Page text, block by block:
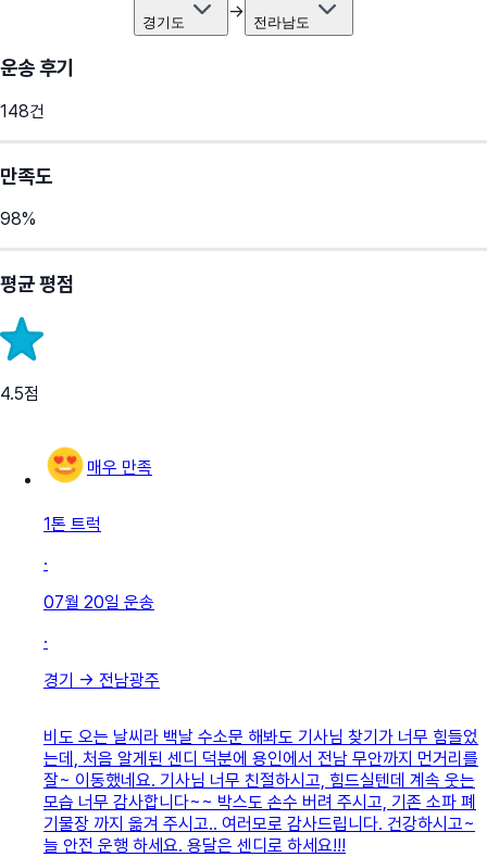
경기도 → 전라남도
운송 후기
148건
만족도
98%
평균 평점
4.5점
매우 만족
1톤 트럭
·
07월 20일 운송
·
경기 → 전남광주
비도 오는 날씨라 백날 수소문 해봐도 기사님 찾기가 너무 힘들었
는데, 처음 알게된 센디 덕분에 용인에서 전남 무안까지 먼거리를
잘~ 이동했네요. 기사님 너무 친절하시고, 힘드실텐데 계속 웃는
모습 너무 감사합니다~~ 박스도 손수 버려 주시고, 기존 소파 폐
기물장 까지 옮겨 주시고.. 여러모로 감사드립니다. 건강하시고~
늘 안전 운행 하세요. 용달은 센디로 하세요!!!